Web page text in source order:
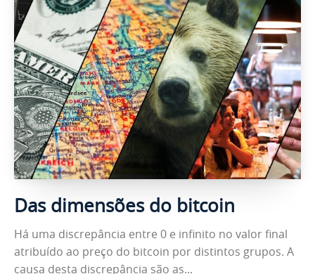
Das dimensões do bitcoin
Há uma discrepância entre 0 e infinito no valor final
atribuído ao preço do bitcoin por distintos grupos. A
causa desta discrepância são as...